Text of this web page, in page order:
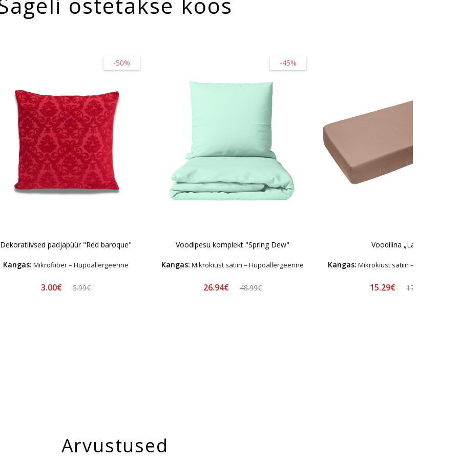
-50%
Dekoratiivsed padjapüür "Red baroque"
Kangas: Mikrofiiber – Hüpoallergeenne
3.00€ 5.99€
-45%
Voodipesu komplekt "Spring Dew"
Kangas: Mikrokiust satiin – Hüpoallergeenne
26.94€ 48.99€
Voodilina „Latte“
Kangas: Mikrokiust satiin –
15.29€ 17.99€
Arvustused